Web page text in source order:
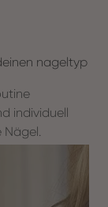
nageltyp
individuell